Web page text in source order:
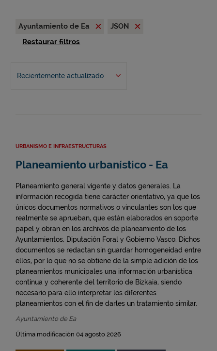
Ayuntamiento de Ea
JSON
Restaurar filtros
Recientemente actualizado
URBANISMO E INFRAESTRUCTURAS
Planeamiento urbanístico - Ea
Planeamiento general vigente y datos generales. La
información recogida tiene carácter orientativo, ya que los
únicos documentos normativos o vinculantes son los que
realmente se aprueban, que están elaborados en soporte
papel y obran en los archivos de planeamiento de los
Ayuntamientos, Diputación Foral y Gobierno Vasco. Dichos
documentos se redactan sin guardar homogeneidad entre
ellos, por lo que no se obtiene de la simple adición de los
planeamientos municipales una información urbanística
continua y coherente del territorio de Bizkaia, siendo
necesario para ello interpretar los diferentes
planeamientos con el fin de darles un tratamiento similar.
Ayuntamiento de Ea
Última modificación 04 agosto 2026